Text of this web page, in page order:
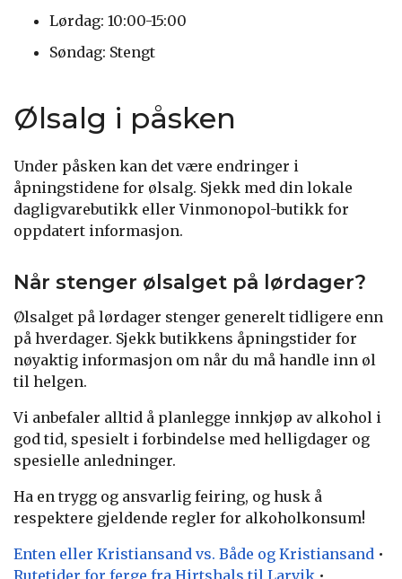
Lørdag: 10:00-15:00
Søndag: Stengt
Ølsalg i påsken
Under påsken kan det være endringer i
åpningstidene for ølsalg. Sjekk med din lokale
dagligvarebutikk eller Vinmonopol-butikk for
oppdatert informasjon.
Når stenger ølsalget på lørdager?
Ølsalget på lørdager stenger generelt tidligere enn
på hverdager. Sjekk butikkens åpningstider for
nøyaktig informasjon om når du må handle inn øl
til helgen.
Vi anbefaler alltid å planlegge innkjøp av alkohol i
god tid, spesielt i forbindelse med helligdager og
spesielle anledninger.
Ha en trygg og ansvarlig feiring, og husk å
respektere gjeldende regler for alkoholkonsum!
Enten eller Kristiansand vs. Både og Kristiansand •
Rutetider for ferge fra Hirtshals til Larvik •